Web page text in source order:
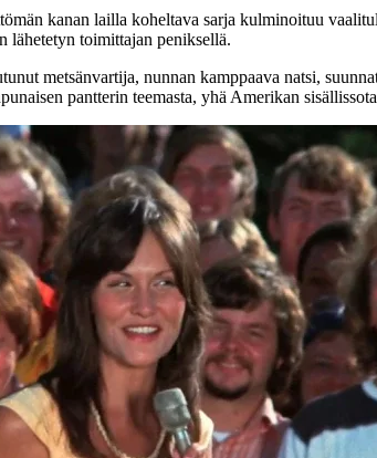
kanan lailla koheltava sarja kulminoituu
lähetetyn toimittajan peniksellä.
metsänvartija, nunnan kamppaava natsi,
pantterin teemasta, yhä Amerikan